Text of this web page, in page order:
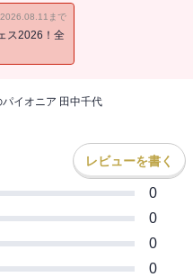
2026.08.11まで
ス2026！全
イオニア 田中千代
レビューを書く
0
0
0
0